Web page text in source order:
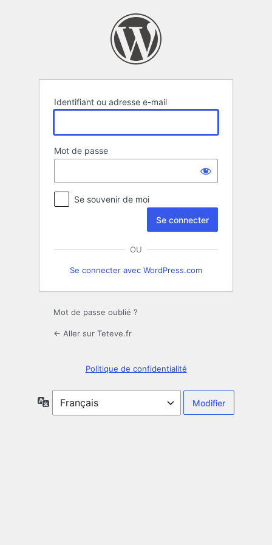
Identifiant ou adresse e-mail
Mot de passe
Se souvenir de moi
OU
Se connecter avec WordPress.com
Mot de passe oublié ?
← Aller sur Teteve.fr
Politique de confidentialité
Langue